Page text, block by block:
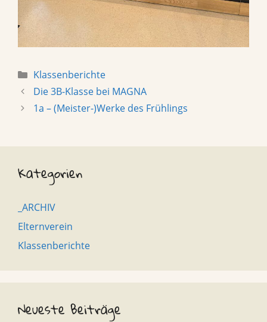
Categories
Klassenberichte
Die 3B-Klasse bei MAGNA
1a – (Meister-)Werke des Frühlings
Kategorien
_ARCHIV
Elternverein
Klassenberichte
Neueste Beiträge